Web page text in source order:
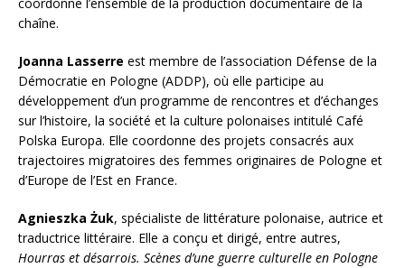
coordonne l’ensemble de la production documentaire de la
chaîne.
Joanna Lasserre est membre de l’association Défense de la
Démocratie en Pologne (ADDP), où elle participe au
développement d’un programme de rencontres et d’échanges
sur l’histoire, la société et la culture polonaises intitulé Café
Polska Europa. Elle coordonne des projets consacrés aux
trajectoires migratoires des femmes originaires de Pologne et
d’Europe de l’Est en France.
Agnieszka Żuk, spécialiste de littérature polonaise, autrice et
traductrice littéraire. Elle a conçu et dirigé, entre autres,
Hourras et désarrois. Scènes d’une guerre culturelle en Pologne